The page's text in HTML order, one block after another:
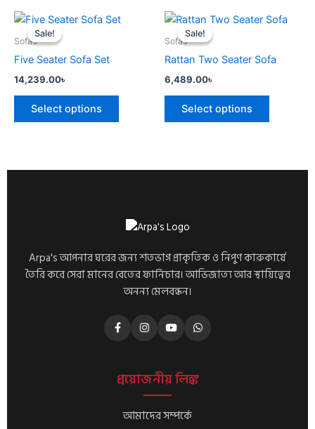
page
the
page
Sale!
Sale!
Sofas
Five Seater Sofa Set
14,239.00৳
Select options
This
options
chosen
product
Sale!
Sale!
Sofas
Rattan Two Seater Sofa
6,489.00৳
Select options
This
options
chosen
Arpa's আপনার ঘরের জন্য শতভাগ প্রাকৃতিক ও নিপুণ কারুকার্যে
তৈরি করে সেরা মানের বেতের ফার্নিচার। আভিজাত্য আর স্থায়িত্বের
অনন্য মেলবন্ধন।
প্রয়োজনীয় লিঙ্ক
আমাদের সম্পর্কে